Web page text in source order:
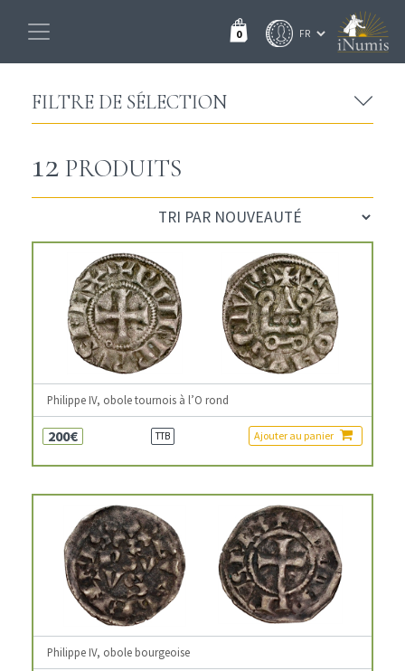
0
FILTRE DE SÉLECTION
12 PRODUITS
Philippe IV, obole tournois à l’O rond
200€ TTB Ajouter au panier
Philippe IV, obole bourgeoise